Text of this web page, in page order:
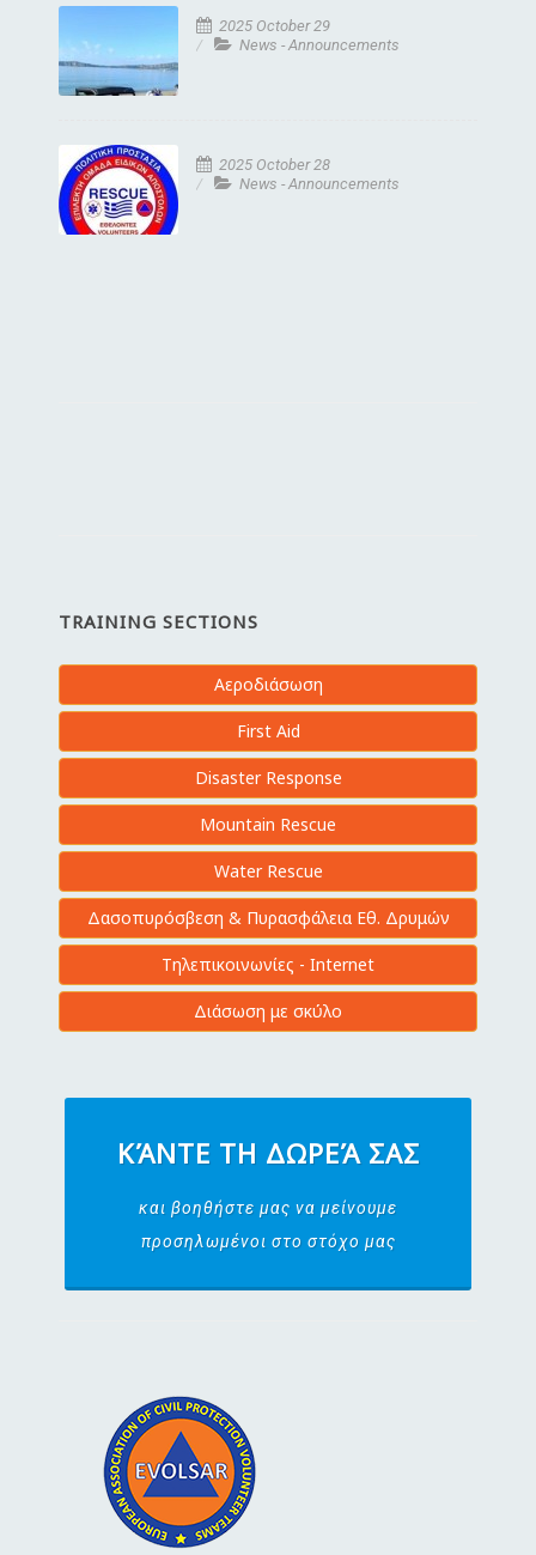
2025 October 29
News - Announcements
2025 October 28
News - Announcements
TRAINING SECTIONS
Αεροδιάσωση
First Aid
Disaster Response
Mountain Rescue
Water Rescue
Δασοπυρόσβεση & Πυρασφάλεια Εθ. Δρυμών
Τηλεπικοινωνίες - Internet
Διάσωση με σκύλο
ΚΆΝΤΕ ΤΗ ΔΩΡΕΆ ΣΑΣ
και βοηθήστε μας να μείνουμε
προσηλωμένοι στο στόχο μας